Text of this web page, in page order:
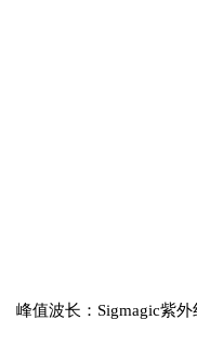
峰值波长：Sigmagic紫